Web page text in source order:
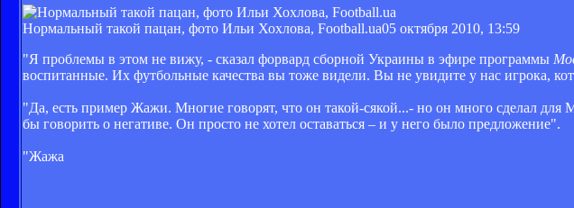
Нормальный такой пацан, фото Ильи Хохлова, Football.ua05 октября 2010, 13:59
"Я проблемы в этом не вижу, - сказал форвард сборной Украины в эфире программы
воспитанные. Их футбольные качества вы тоже видели. Вы не увидите у нас игрока,
"Да, есть пример Жажи. Многие говорят, что он такой-сякой...- но он много сделал
бы говорить о негативе. Он просто не хотел оставаться – и у него было предложение".
"Жажа